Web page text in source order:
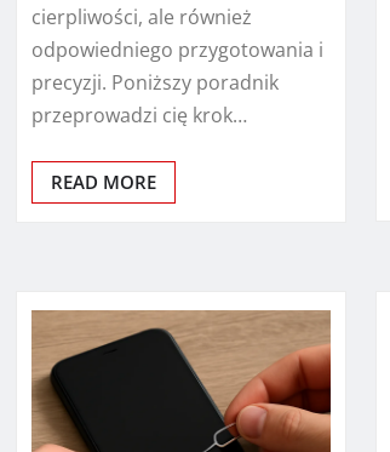
cierpliwości, ale również
odpowiedniego przygotowania i
precyzji. Poniższy poradnik
przeprowadzi cię krok…
READ MORE